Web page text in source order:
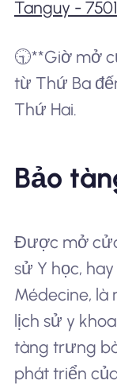
Tanguy -
🕤**Giờ mở
từ Thứ Ba
Thứ Hai.
Bảo
Được mở cửa
sử Y học,
Médecine, là
lịch sử y
tàng trưng
phát triển